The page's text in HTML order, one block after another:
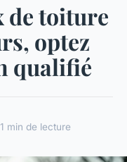
de toiture
optez
qualifié
min de lecture